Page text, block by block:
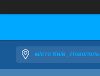
місто Київ ,